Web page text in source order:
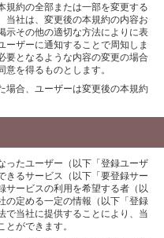
規約の全部または一部を変更する
当社は、変更後の本規約の内容お
示その他の適切な方法によりに表
ーザーに通知することで周知しま
要となるような内容の変更の場合
を得るものとします。
場合、ユーザーは変更後の本規約
ったユーザー（以下「登録ユーザ
きるサービス（以下「要登録サー
サービスの利用を希望する者（以
の定める一定の情報（以下「登録
で当社に提供することにより、当
ができます。